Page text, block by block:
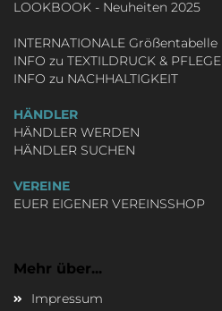
LOOKBOOK - Neuheiten 2025
INTERNATIONALE Größentabelle
INFO zu TEXTILDRUCK & PFLEGE
INFO zu NACHHALTIGKEIT
HÄNDLER
HÄNDLER WERDEN
HÄNDLER SUCHEN
VEREINE
EUER EIGENER VEREINSSHOP
Mehr über...
Impressum